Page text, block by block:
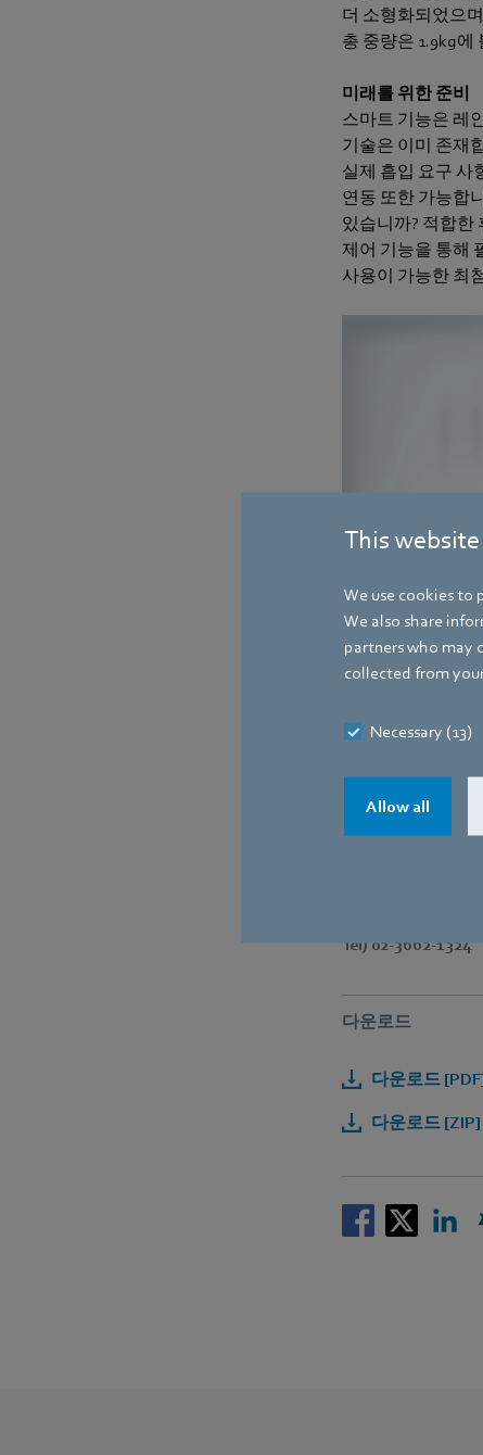
This
We use cookies to
We also share
partners who may
collected from
Necessary (13)
Allow all
더 소형화되었으
총 중량은 1.9kg에
미래를 위한 준비
스마트 기능은 레
기술은 이미 존재
실제 흡입 요구 사
연동 또한 가능합
있습니까? 적합한
제어 기능을 통해
사용이 가능한 최
Tel) 02-3662-1324
다운로드
다운로드
다운로드 [ZIP]